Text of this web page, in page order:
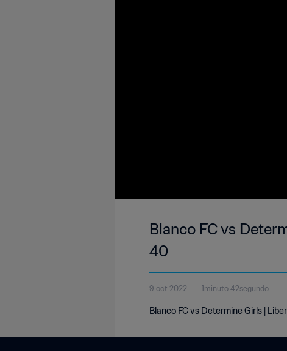
Blanco FC vs
40
9 oct 2022 1minuto 42segundo
Blanco FC vs Determine Girls |